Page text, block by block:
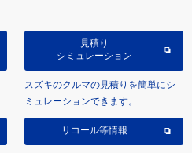
見積り
シミュレーション
スズキのクルマの見積りを簡単にシ
ミュレーションできます。
リコール等情報